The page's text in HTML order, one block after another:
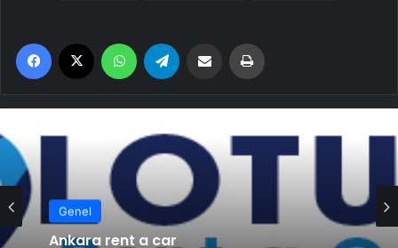
Facebook WhatsApp Email'den paylaş
Genel
Ankara rent a car